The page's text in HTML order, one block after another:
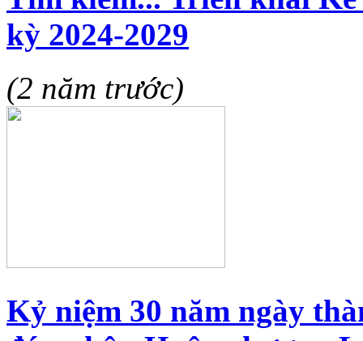
kỳ 2024-2029
(2 năm trước)
Kỷ niệm 30 năm ngày